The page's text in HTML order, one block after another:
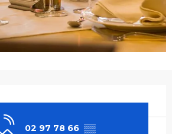
02 97 78 66 ▒▒